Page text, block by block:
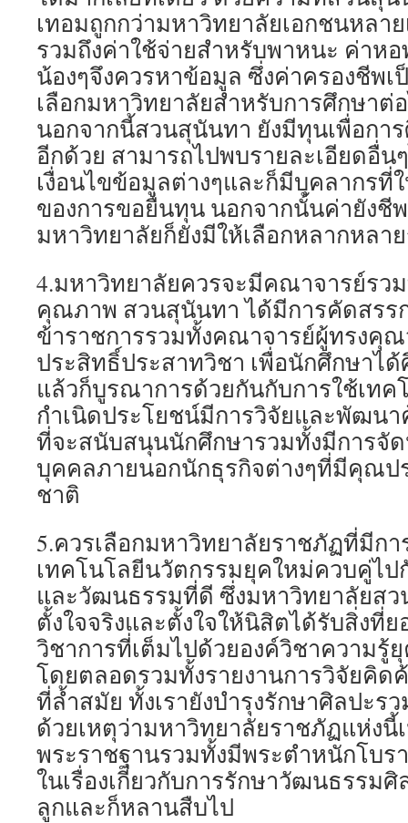
เทอมถูกกว่ามหาวิทยาลัยเอกชนหลา
รวมถึงค่าใช้จ่ายสำหรับพาหนะ ค่าห
น้องๆจึงควรหาข้อมูล ซึ่งค่าครองชีพ
เลือกมหาวิทยาลัยสำหรับการศึกษาต่
นอกจากนี้สวนสุนันทา ยังมีทุนเพื่อกา
อีกด้วย สามารถไปพบรายละเอียดอื่น
เงื่อนไขข้อมูลต่างๆและก็มีบุคลากรที่
ของการขอยื่นทุน นอกจากนั้นค่ายังชี
มหาวิทยาลัยก็ยังมีให้เลือกหลากหลา
4.มหาวิทยาลัยควรจะมีคณาจารย์รว
คุณภาพ สวนสุนันทา ได้มีการคัดสรร
ข้าราชการรวมทั้งคณาจารย์ผู้ทรงคุ
ประสิทธิ์ประสาทวิชา เพื่อนักศึกษาได้
แล้วก็บูรณาการด้วยกันกับการใช้เทค
กำเนิดประโยชน์มีการวิจัยและพัฒน
ที่จะสนับสนุนนักศึกษารวมทั้งมีการจั
บุคคลภายนอกนักธุรกิจต่างๆที่มีคุณป
ชาติ
5.ควรเลือกมหาวิทยาลัยราชภัฏที่มีก
เทคโนโลยีนวัตกรรมยุคใหม่ควบคู่ไป
และวัฒนธรรมที่ดี ซึ่งมหาวิทยาลัยสว
ตั้งใจจริงและตั้งใจให้นิสิตได้รับสิ่งที่
วิชาการที่เต็มไปด้วยองค์วิชาความ
โดยตลอดรวมทั้งรายงานการวิจัยคิ
ที่ล้ำสมัย ทั้งเรายังบำรุงรักษาศิลปะ
ด้วยเหตุว่ามหาวิทยาลัยราชภัฏแห่งนี้
พระราชฐานรวมทั้งมีพระตำหนักโบร
ในเรื่องเกี่ยวกับการรักษาวัฒนธรรม
ลูกและก็หลานสืบไป